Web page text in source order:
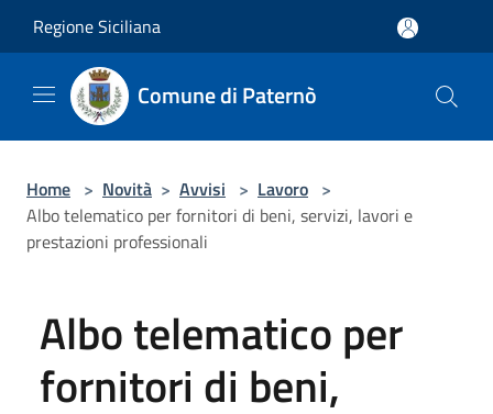
Regione Siciliana
Comune di Paternò
Home > Novità > Avvisi > Lavoro >
Albo telematico per fornitori di beni, servizi, lavori e
prestazioni professionali
Albo telematico per
fornitori di beni,